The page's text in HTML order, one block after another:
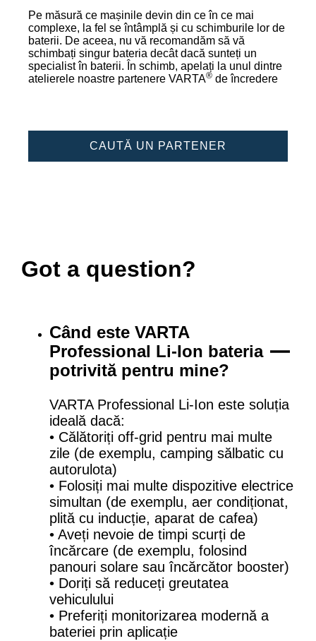
Pe măsură ce mașinile devin din ce în ce mai
complexe, la fel se întâmplă și cu schimburile lor de
baterii. De aceea, nu vă recomandăm să vă
schimbați singur bateria decât dacă sunteți un
specialist în baterii. În schimb, apelați la unul dintre
atelierele noastre partenere VARTA® de încredere
CAUTĂ UN PARTENER
Got a question?
Când este VARTA
Professional Li-Ion bateria
potrivită pentru mine?
VARTA Professional Li-Ion este soluția
ideală dacă:
• Călătoriți off-grid pentru mai multe
zile (de exemplu, camping sălbatic cu
autorulota)
• Folosiți mai multe dispozitive electrice
simultan (de exemplu, aer condiționat,
plită cu inducție, aparat de cafea)
• Aveți nevoie de timpi scurți de
încărcare (de exemplu, folosind
panouri solare sau încărcător booster)
• Doriți să reduceți greutatea
vehiculului
• Preferiți monitorizarea modernă a
bateriei prin aplicație